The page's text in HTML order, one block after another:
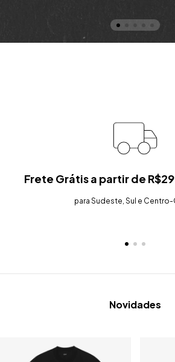
Frete Grátis a partir de
para Sudeste, Sul e
Novidades